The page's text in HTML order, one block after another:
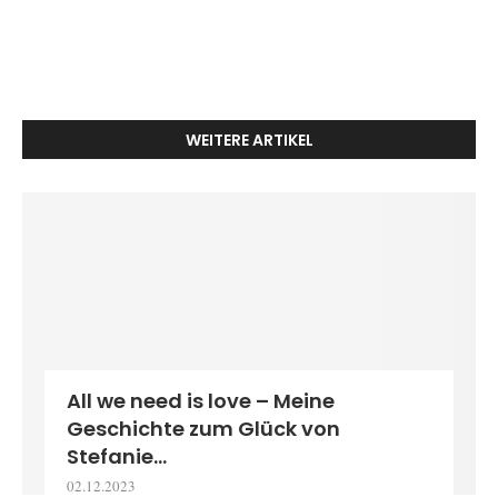
WEITERE ARTIKEL
All we need is love – Meine
Geschichte zum Glück von
Stefanie...
02.12.2023